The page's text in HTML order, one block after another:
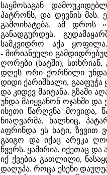
საყმოსაგან
პატრონს, და დევნის მას.
გამოიხატება. ამ დროს
განადგურდეს.
სამკვიდრო აქა
- მირიანეული
ღორები (ხატში),
დღეს ორი ქორწილი უნდა
დიდი ქარიშხალი, გააფუჭა
და კიდევ მაიტანა. გზაში
უნდა მაიყვანონ ოჯახში
ისეთი წარღვნა მოვიდა,
ნიაღვარმა, ხალხიც,
აფრინდა ეს ხატი, ზევით
გაიგო და იქაც არეკა
წვერს. ყამირია, იქეთაც და
იქ ქვებია გათლილი,
დაღუპა. როცა ესენი